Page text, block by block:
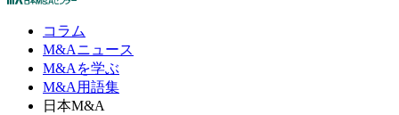
コラム
M&Aニュース
M&Aを学ぶ
M&A 用語集
日本M&A